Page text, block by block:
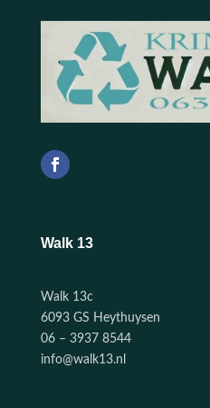
Walk 13
Walk 13c
6093 GS Heythuysen
06 – 3937 8544
info@walk13.nl